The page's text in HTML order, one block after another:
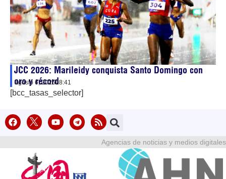
JCC 2026: Marileidy conquista Santo Domingo con
oro y récord
agosto 6, 202608:41
[bcc_tasas_selector]
Agencias de noticias y medios digitales